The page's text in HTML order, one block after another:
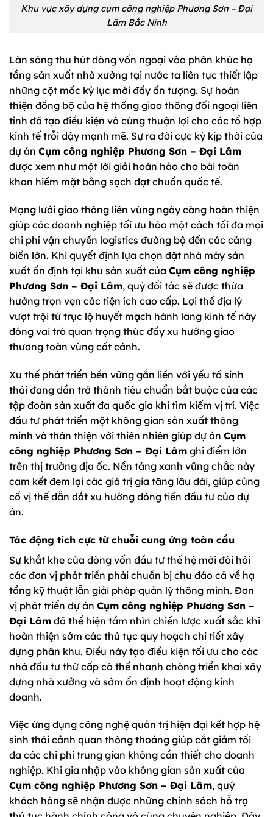
Khu vực xây dựng cụm công nghiệp Phương Sơn – Đại
Lâm Bắc Ninh
Làn sóng thu hút dòng vốn ngoại vào phân khúc hạ
tầng sản xuất nhà xưởng tại nước ta liên tục thiết lập
những cột mốc kỷ lục mới đầy ấn tượng. Sự hoàn
thiện đồng bộ của hệ thống giao thông đối ngoại liên
tỉnh đã tạo điều kiện vô cùng thuận lợi cho các tổ hợp
kinh tế trỗi dậy mạnh mẽ. Sự ra đời cực kỳ kịp thời của
dự án Cụm công nghiệp Phương Sơn – Đại Lâm
được xem như một lời giải hoàn hảo cho bài toán
khan hiếm mặt bằng sạch đạt chuẩn quốc tế.
Mạng lưới giao thông liên vùng ngày càng hoàn thiện
giúp các doanh nghiệp tối ưu hóa một cách tối đa mọi
chi phí vận chuyển logistics đường bộ đến các cảng
biển lớn. Khi quyết định lựa chọn đặt nhà máy sản
xuất ổn định tại khu sản xuất của Cụm công nghiệp
Phương Sơn – Đại Lâm, quý đối tác sẽ được thừa
hưởng trọn vẹn các tiện ích cao cấp. Lợi thế địa lý
vượt trội từ trục lộ huyết mạch hành lang kinh tế này
đóng vai trò quan trọng thúc đẩy xu hướng giao
thương toàn vùng cất cánh.
Xu thế phát triển bền vững gắn liền với yếu tố sinh
thái đang dần trở thành tiêu chuẩn bắt buộc của các
tập đoàn sản xuất đa quốc gia khi tìm kiếm vị trí. Việc
đầu tư phát triển một không gian sản xuất thông
minh và thân thiện với thiên nhiên giúp dự án Cụm
công nghiệp Phương Sơn – Đại Lâm ghi điểm lớn
trên thị trường địa ốc. Nền tảng xanh vững chắc này
cam kết đem lại các giá trị gia tăng lâu dài, giúp củng
cố vị thế dẫn dắt xu hướng dòng tiền đầu tư của dự
án.
Tác động tích cực từ chuỗi cung ứng toàn cầu
Sự khắt khe của dòng vốn đầu tư thế hệ mới đòi hỏi
các đơn vị phát triển phải chuẩn bị chu đáo cả về hạ
tầng kỹ thuật lẫn giải pháp quản lý thông minh. Đơn
vị phát triển dự án Cụm công nghiệp Phương Sơn –
Đại Lâm đã thể hiện tầm nhìn chiến lược xuất sắc khi
hoàn thiện sớm các thủ tục quy hoạch chi tiết xây
dựng phân khu. Điều này tạo điều kiện tối ưu cho các
nhà đầu tư thứ cấp có thể nhanh chóng triển khai xây
dựng nhà xưởng và sớm ổn định hoạt động kinh
doanh.
Việc ứng dụng công nghệ quản trị hiện đại kết hợp hệ
sinh thái cảnh quan thông thoáng giúp cắt giảm tối
đa các chi phí trung gian không cần thiết cho doanh
nghiệp. Khi gia nhập vào không gian sản xuất của
Cụm công nghiệp Phương Sơn – Đại Lâm, quý
khách hàng sẽ nhận được những chính sách hỗ trợ